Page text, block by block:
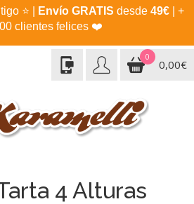
⭐ Envío GRATIS desde 49€| +
clientes felices ❤️
0
0,00€
4 Alturas